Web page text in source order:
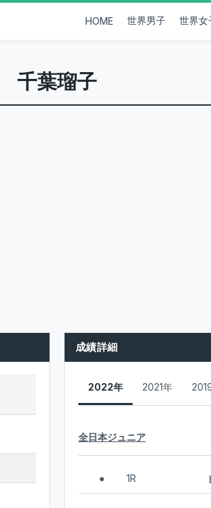
HOME 世界男子 世界女
千葉瑠子
成績詳細
2022年 2021年
全日本ジュニア
● 1R